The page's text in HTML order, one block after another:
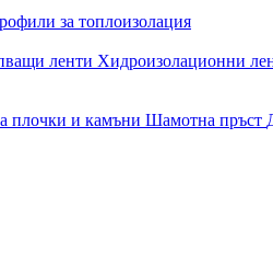
за топлоизолация
ленти Хидроизолационни
плочки и камъни Шамотна пръст